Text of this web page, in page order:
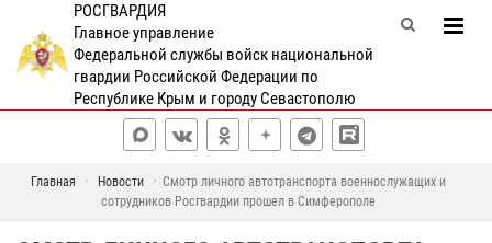
РОСГВАРДИЯ
Главное управление
Федеральной службы войск национальной
гвардии Российской Федерации по
Республике Крым и городу Севастополю
Главная Новости
Смотр личного автотранспорта военнослужащих и
сотрудников Росгвардии прошел в Симферополе